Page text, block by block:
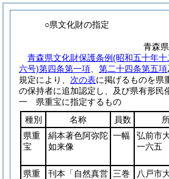
○県文化財の指定
青森
青森県文化財保護条例(昭和五十年
六号)第四条第一項 第二十四条第五項
規定により、 次の表に掲げるものを県
の保持者に追加認定し、及び県有形民
一 県重宝に指定するもの
種別
名称 員数
県重
宝
絹本著色阿弥陀
如来像
一幅
弘前市
一六五
県重
刊本「自然真営 三巻
八戸市